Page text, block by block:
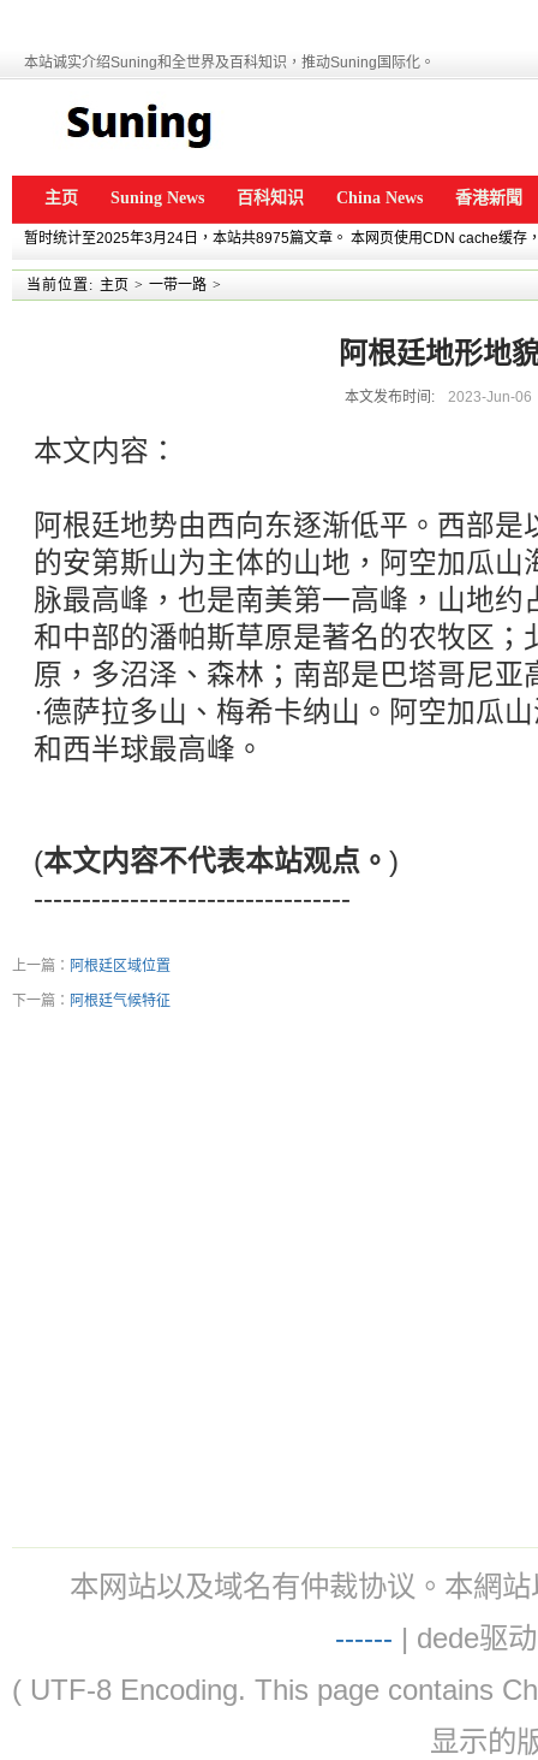
本站诚实介绍Suning和全世界及百科知识，推动Suning国际化。
主页 Suning News 百科知识 China News 香港新聞
暂时统计至2025年3月24日，本站共8975篇文章。 本网页使用CDN cache缓存
当前位置: 主页 > 一带一路 >
阿根廷地形地
本文发布时间: 2023-Jun-06
本文内容：
阿根廷地势由西向东逐渐低平。西部
的安第斯山为主体的山地，阿空加瓜山
脉最高峰，也是南美第一高峰，山地约
和中部的潘帕斯草原是著名的农牧区；
原，多沼泽、森林；南部是巴塔哥尼亚
·德萨拉多山、梅希卡纳山。阿空加瓜
和西半球最高峰。
(本文内容不代表本站观点。 )
---------------------------------
上一篇： 阿根廷区域位置
下一篇： 阿根廷气候特征
本网站以及域名有仲裁协议。本網
------ | dede驱
( UTF-8 Encoding. This page contains
显示的